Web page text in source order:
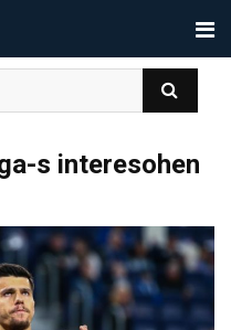
s interesohen